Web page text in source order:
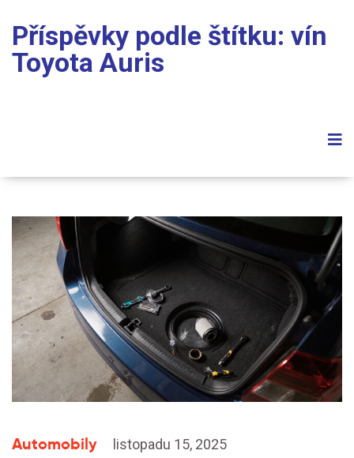
Příspěvky podle štítku: vín
Toyota Auris
Automobily listopadu 15, 2025